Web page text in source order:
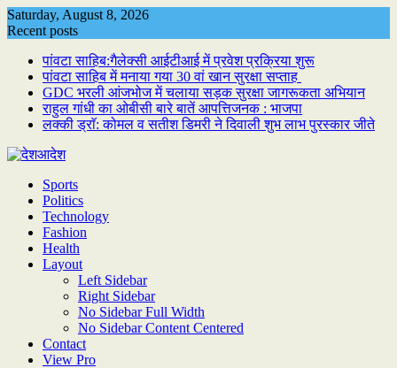
Skip
to
Saturday, August 8, 2026
Recent posts
पांवटा साहिब:गैलेक्सी आईटीआई में प्रवेश प्रक्रिया शुरू
पांवटा साहिब में मनाया गया 30 वां खान सुरक्षा सप्ताह
GDC भरली आंजभोज में चलाया सड़क सुरक्षा जागरूकता अभियान
राहुल गांधी का ओबीसी बारे बातें आपत्तिजनक : भाजपा
लक्की ड्राॅ: कोमल व सतीश डिमरी ने दिवाली शुभ लाभ पुरस्कार जीते
Sports
Politics
Technology
Fashion
Health
Layout
Left Sidebar
Right Sidebar
No Sidebar Full Width
No Sidebar Content Centered
Contact
View Pro